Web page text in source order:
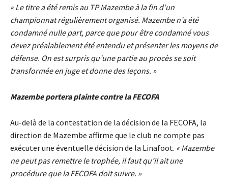
« Le titre a été remis au TP Mazembe à la fin d’un
championnat régulièrement organisé. Mazembe n’a été
condamné nulle part, parce que pour être condamné vous
devez préalablement été entendu et présenter les moyens de
défense. On est surpris qu’une partie au procès se soit
transformée en juge et donne des leçons. »
Mazembe portera plainte contre la FECOFA
Au-delà de la contestation de la décision de la FECOFA, la
direction de Mazembe affirme que le club ne compte pas
exécuter une éventuelle décision de la Linafoot. « Mazembe
ne peut pas remettre le trophée, il faut qu’il ait une
procédure que la FECOFA doit suivre. »